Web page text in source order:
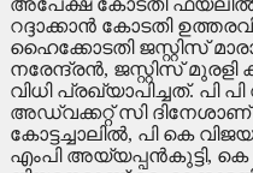
അപേക്ഷ കോടതി
റദ്ദാക്കാൻ കോടതി
ഹൈക്കോടതി ജസ്റ്റിസ്
നരേന്ദ്രൻ, ജസ്റ്റിസ്
വിധി പ്രഖ്യാപിച്ചത്. പി
അഡ്വക്കറ്റ് സി
കോട്ടച്ചാലിൽ, പി കെ
എംപി അയ്യപ്പൻകുട്ടി,